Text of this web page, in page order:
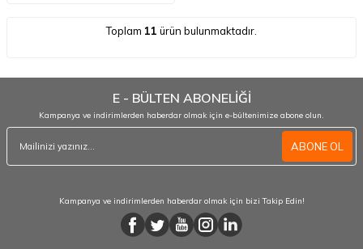
Toplam 11 ürün bulunmaktadır.
E - BÜLTEN ABONELİĞİ
Kampanya ve indirimlerden haberdar olmak için e-bültenimize abone olun.
ABONE OL
Kampanya ve indirimlerden haberdar olmak için bizi Takip Edin!